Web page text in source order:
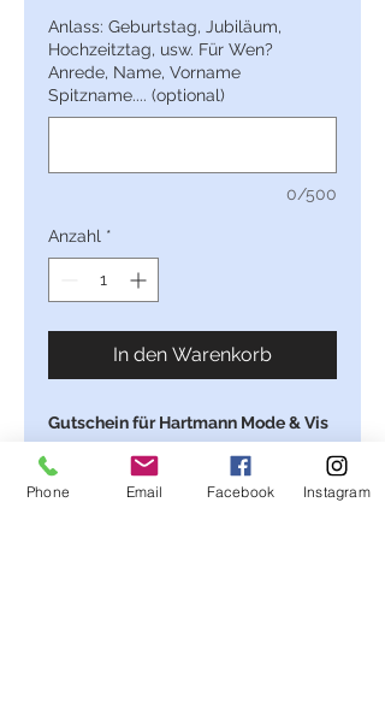
Anlass: Geburtstag, Jubiläum,
Hochzeitztag, usw. Für Wen?
Anrede, Name, Vorname
Spitzname.... (optional)
0/500
Anzahl *
In den Warenkorb
Gutschein für Hartmann Mode & Vis
Gültigkeitsdauer ist nicht
Phone Email Facebook Instagram